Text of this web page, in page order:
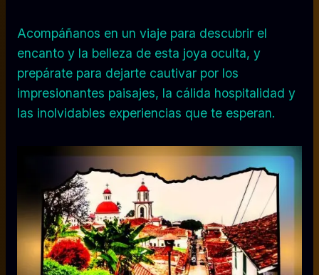
Acompáñanos en un viaje para descubrir el
encanto y la belleza de esta joya oculta, y
prepárate para dejarte cautivar por los
impresionantes paisajes, la cálida hospitalidad y
las inolvidables experiencias que te esperan.